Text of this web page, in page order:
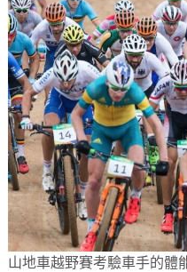
山地車越野賽考驗車手的體